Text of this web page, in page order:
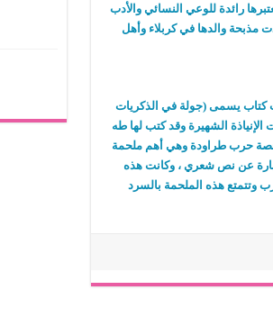
رائدة للوعي النسائي والأدب
مذبحة والدها في كربلاء وأهل
كتاب يسمى (جولة في الذكريات
الشهيرة وقد كتب لها طه
قصة حرب طراودة وهي أهم ملحمة
عن نص شعري ، وكانت هذه
وتتمتع هذه الملحمة بالسرد